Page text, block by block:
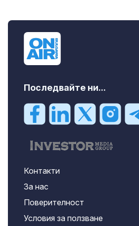
Последвайте ни...
Контакти
За нас
Поверителност
Условия за ползване